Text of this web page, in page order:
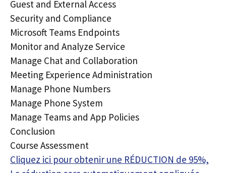
Guest and External Access
Security and Compliance
Microsoft Teams Endpoints
Monitor and Analyze Service
Manage Chat and Collaboration
Meeting Experience Administration
Manage Phone Numbers
Manage Phone System
Manage Teams and App Policies
Conclusion
Course Assessment
Cliquez ici pour obtenir une RÉDUCTION de 95%,